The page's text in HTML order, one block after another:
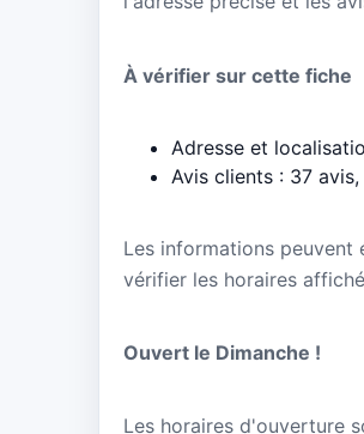
À vérifier sur cette fiche
Adresse et
Avis clients : 37
Les informations peuvent
vérifier les horaires
Ouvert le Dimanche !
Les horaires d'ouverture